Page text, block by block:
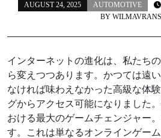
AUGUST 24, 2025
AUTOMOTIVE
BY
インターネットの進化は、私たち
ら変えつつあります。かつては遠
なければ味わえなかった高級な体
グからアクセス可能になりました
おける最大のゲームチェンジャー
す。これは単なるオンラインゲー